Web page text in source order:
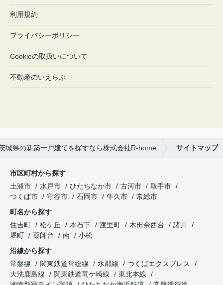
利用規約
プライバシーポリシー
Cookieの取扱いについて
不動産のいえらぶ
城県の新築一戸建てを探すなら株式会社R-home サイトマップ
市区町村から探す
土浦市
水戸市 ひたちなか市 古河市
取手市
つくば市
守谷市 石岡市 牛久市
常総市
町名から探す
住吉町
松ケ丘 本石下 渡里町 木田余西台
諸川
堀町
薬師台 南
小松
沿線から探す
常磐線
関東鉄道常総線 水郡線
つくばエクスプレス
大洗鹿島線
関東鉄道竜ケ崎線
東北本線